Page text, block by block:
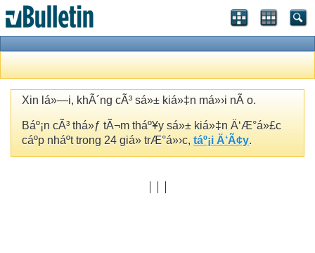
Xin lá»—i, khÃ´ng cÃ³ sá»± kiá»‡n má»›i nÃ o.
Báº¡n cÃ³ thá»ƒ tÃ¬m tháº¥y sá»± kiá»‡n Ä‘Æ°á»£c
cáº­p nháº­t trong 24 giá» trÆ°á»›c, táº¡i Ä‘Ã¢y.